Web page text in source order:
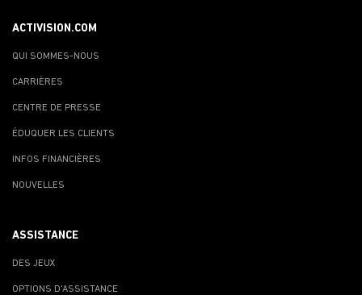
ACTIVISION.COM
QUI SOMMES-NOUS
CARRIÈRES
CENTRE DE PRESSE
ÉDUQUER LES CLIENTS
INFOS FINANCIÈRES
NOUVELLES
ASSISTANCE
DES JEUX
OPTIONS D'ASSISTANCE